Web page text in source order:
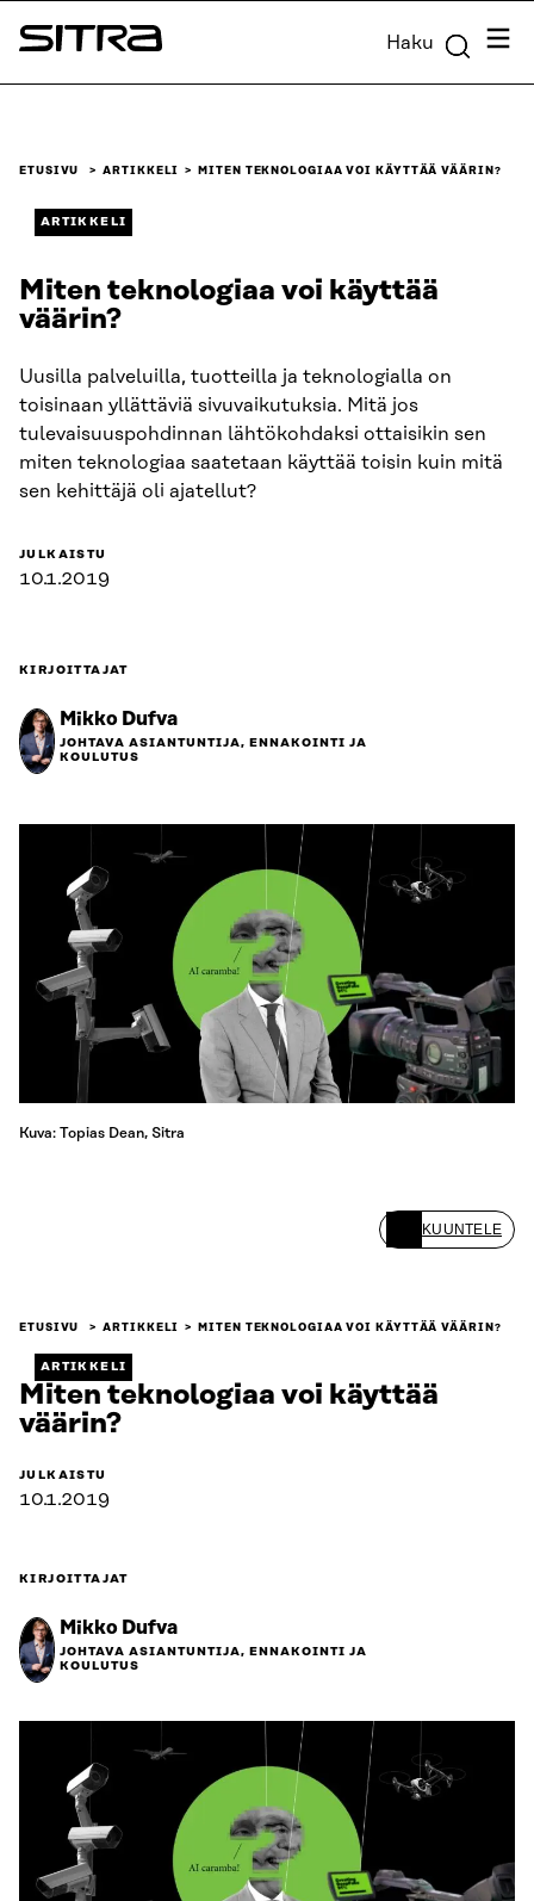
Siirry
suoraan
Sitra Haku
ETUSIVU ARTIKKELI MITEN TEKNOLOGIAA VOI KÄYTTÄÄ VÄÄRIN?
ARTIKKELI
Miten teknologiaa voi käyttää
väärin?
Uusilla palveluilla, tuotteilla ja teknologialla on
toisinaan yllättäviä sivuvaikutuksia. Mitä jos
tulevaisuuspohdinnan lähtökohdaksi ottaisikin sen
miten teknologiaa saatetaan käyttää toisin kuin mitä
sen kehittäjä oli ajatellut?
JULKAISTU
10.1.2019
KIRJOITTAJAT
Mikko Dufva
JOHTAVA ASIANTUNTIJA, ENNAKOINTI JA
KOULUTUS
Kuva: Topias Dean, Sitra
KUUNTELE
ETUSIVU ARTIKKELI MITEN TEKNOLOGIAA VOI KÄYTTÄÄ VÄÄRIN?
ARTIKKELI
Miten teknologiaa voi käyttää
väärin?
JULKAISTU
10.1.2019
KIRJOITTAJAT
Mikko Dufva
JOHTAVA ASIANTUNTIJA, ENNAKOINTI JA
KOULUTUS